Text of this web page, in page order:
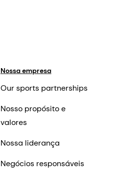
Nossa empresa
Our sports partnerships
Nosso propósito e
valores
Nossa liderança
Negócios responsáveis